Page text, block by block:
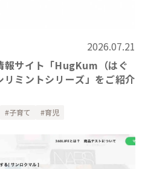
2026.07.21
報サイト「HugKum（はぐ
リミントシリーズ」をご紹介
子育て 育児